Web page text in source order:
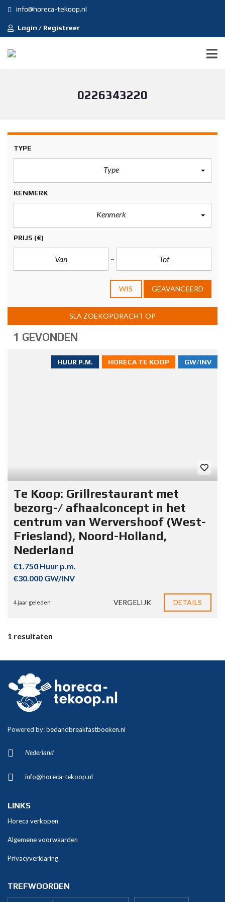
info@horeca-tekoop.nl
Login / Registreer
0226343220
TYPE
Type
KENMERK
Kenmerk
PRIJS (€)
WIS GEAVANCEERD
SLA ZOEKOPDRACHT OP
1 GEVONDEN
GW/INV
HORECA TE KOOP
HUUR P.M.
Te Koop: Grillrestaurant met
bezorg-/ afhaalconcept in het
centrum van Wervershoof (West-
Friesland), Noord-Holland,
Nederland
€1.750 Huur p.m.
€30.000 GW/INV
4 jaar geleden VERGELIJK DETAILS
1 resultaten
Powered by:bedandbreakfastboeken.nl
Nederland
info@horeca-tekoop.nl
LINKS
Horeca verkopen
Algemene voorwaarden
Privacyverklaring
TREFWOORDEN